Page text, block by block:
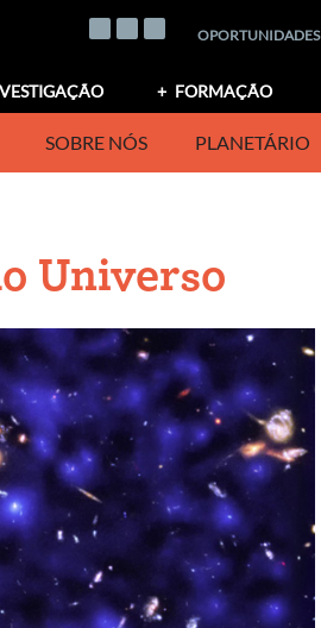
OPORTUNIDADES
FORMAÇÃO
SOBRE NÓS PLANETÁRIO
Universo